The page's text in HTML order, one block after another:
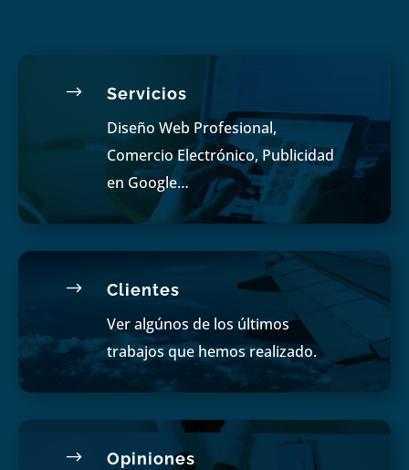
$ Servicios
Diseño Web Profesional,
Comercio Electrónico, Publicidad
en Google…
$ Clientes
Ver algúnos de los últimos
trabajos que hemos realizado.
$ Opiniones